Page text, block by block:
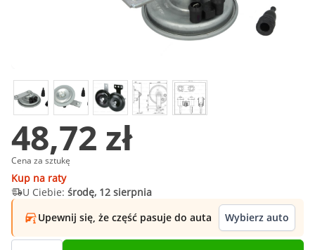
48,72 zł
Cena za sztukę
Kup na raty
U Ciebie: środę, 12 sierpnia
Upewnij się, że część pasuje do auta
Wybierz auto